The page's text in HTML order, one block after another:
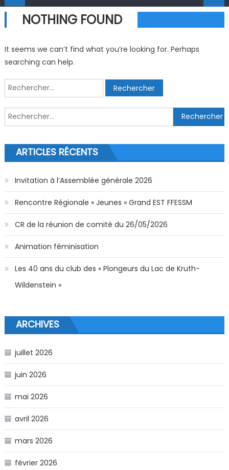
NOTHING FOUND
It seems we can’t find what you’re looking for. Perhaps
searching can help.
Rechercher :
Rechercher :
ARTICLES RÉCENTS
Invitation à l’Assemblée générale 2026
Rencontre Régionale « Jeunes » Grand EST FFESSM
CR de la réunion de comité du 26/05/2026
Animation féminisation
Les 40 ans du club des « Plongeurs du Lac de Kruth-
Wildenstein »
ARCHIVES
juillet 2026
juin 2026
mai 2026
avril 2026
mars 2026
février 2026